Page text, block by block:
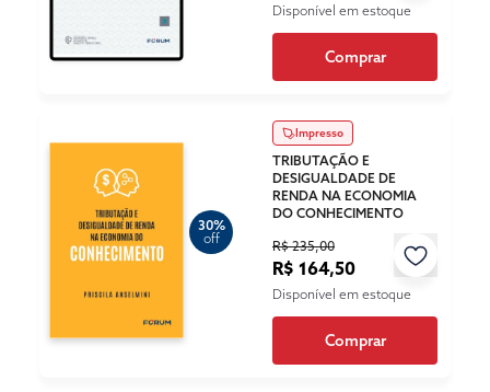
Disponível em estoque
Comprar
30%
off
Impresso
TRIBUTAÇÃO E
DESIGUALDADE DE
RENDA NA ECONOMIA
DO CONHECIMENTO
R$ 235,00
R$ 164,50
Disponível em estoque
Comprar